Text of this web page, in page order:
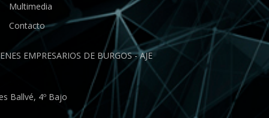
Multimedia
Contacto
EMPRESARIOS DE BURGOS - AJE
Ballvé, 4º Bajo